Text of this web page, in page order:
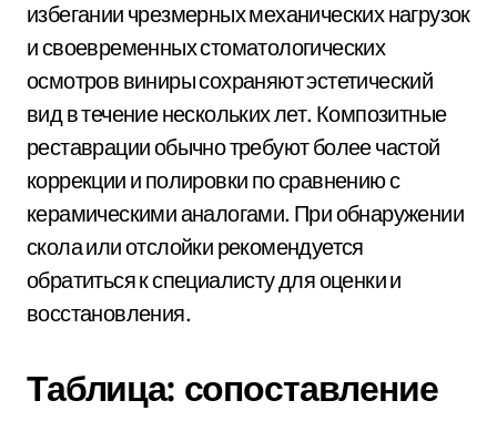
избегании чрезмерных механических нагрузок
и своевременных стоматологических
осмотров виниры сохраняют эстетический
вид в течение нескольких лет. Композитные
реставрации обычно требуют более частой
коррекции и полировки по сравнению с
керамическими аналогами. При обнаружении
скола или отслойки рекомендуется
обратиться к специалисту для оценки и
восстановления.
Таблица: сопоставление